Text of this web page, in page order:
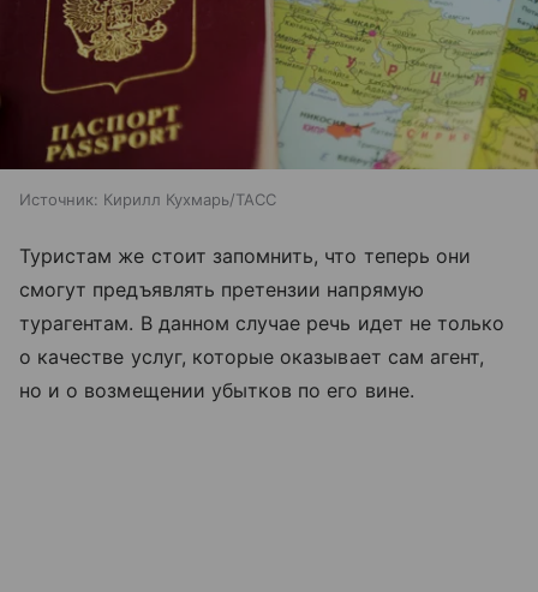
Источник: Кирилл Кухмарь/ТАСС
Туристам же стоит запомнить, что теперь они
смогут предъявлять претензии напрямую
турагентам. В данном случае речь идет не только
о качестве услуг, которые оказывает сам агент,
но и о возмещении убытков по его вине.